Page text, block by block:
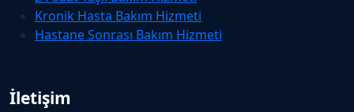
Kronik Hasta Bakım Hizmeti
Hastane Sonrası Bakım Hizmeti
İletişim